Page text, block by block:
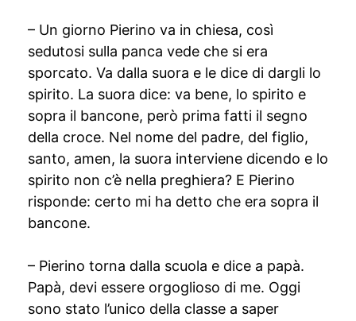
– Un giorno Pierino va in chiesa, così
sedutosi sulla panca vede che si era
sporcato. Va dalla suora e le dice di dargli lo
spirito. La suora dice: va bene, lo spirito e
sopra il bancone, però prima fatti il segno
della croce. Nel nome del padre, del figlio,
santo, amen, la suora interviene dicendo e lo
spirito non c’è nella preghiera? E Pierino
risponde: certo mi ha detto che era sopra il
bancone.
– Pierino torna dalla scuola e dice a papà.
Papà, devi essere orgoglioso di me. Oggi
sono stato l’unico della classe a saper